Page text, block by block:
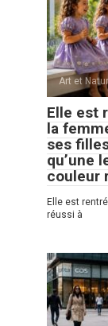
Art et
Elle est
la
ses
qu’une
couleur
Elle est
réussi à